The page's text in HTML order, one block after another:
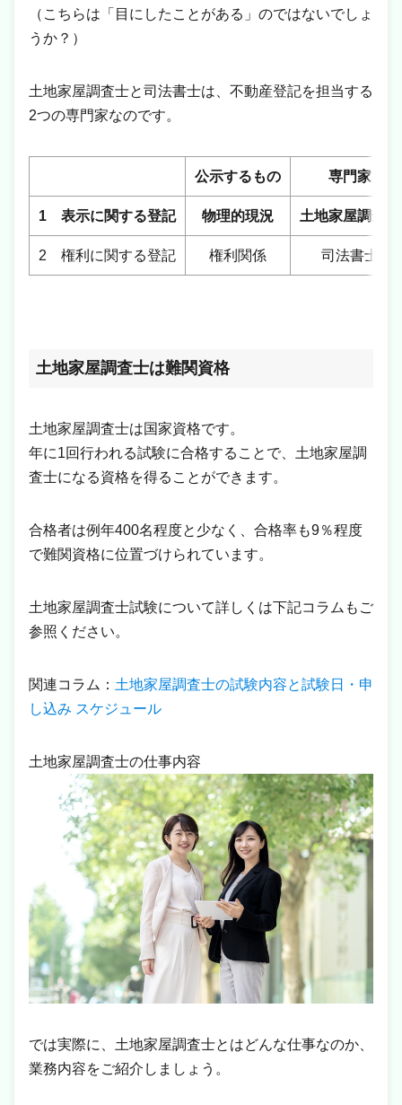
（こちらは「目にしたことがある」のではないでしょ
うか？）
土地家屋調査士と司法書士は、不動産登記を担当する
2つの専門家なのです。
公示するもの 専門家
1 表示に関する登記 物理的現況 土地家屋調査士
2 権利に関する登記 権利関係 司法書士
土地家屋調査士は難関資格
土地家屋調査士は国家資格です。
年に1回行われる試験に合格することで、土地家屋調
査士になる資格を得ることができます。
合格者は例年400名程度と少なく、合格率も9％程度
で難関資格に位置づけられています。
土地家屋調査士試験について詳しくは下記コラムもご
参照ください。
関連コラム： 土地家屋調査士の試験内容と試験日・申
し込み スケジュール
土地家屋調査士の仕事内容
では実際に、土地家屋調査士とはどんな仕事なのか、
業務内容をご紹介しましょう。